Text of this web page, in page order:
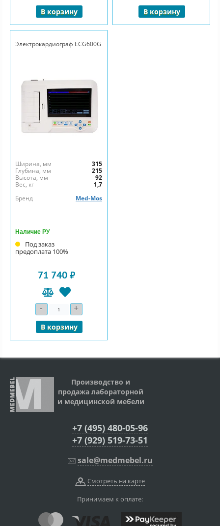
В корзину В корзину
Электрокардиограф ECG600G
Ширина, мм
315
Глубина, мм
215
Высота, мм
92
Вес, кг
1,7
Бренд
Med-Mos
Наличие РУ
Под заказ
предоплата 100%
71 740 ₽
- Количество+
В корзину
Производство и
продажа лабораторной
и медицинской мебели
+7 (495) 480-05-96
+7 (929) 519-73-51
sale@medmebel.ru
Смотреть на карте
Принимаем к оплате: